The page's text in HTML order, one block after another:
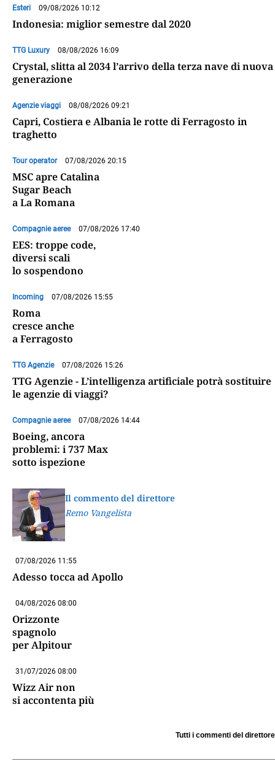
Esteri 09/08/2026 10:12
Indonesia: miglior semestre dal 2020
TTG Luxury 08/08/2026 16:09
Crystal, slitta al 2034 l’arrivo della terza nave di nuova
generazione
Agenzie viaggi 08/08/2026 09:21
Capri, Costiera e Albania le rotte di Ferragosto in
traghetto
Tour operator 07/08/2026 20:15
MSC apre Catalina
Sugar Beach
a La Romana
Compagnie aeree 07/08/2026 17:40
EES: troppe code,
diversi scali
lo sospendono
Incoming 07/08/2026 15:55
Roma
cresce anche
a Ferragosto
TTG Agenzie 07/08/2026 15:26
TTG Agenzie - L’intelligenza artificiale potrà sostituire
le agenzie di viaggi?
Compagnie aeree 07/08/2026 14:44
Boeing, ancora
problemi: i 737 Max
sotto ispezione
Il commento del direttore
Remo Vangelista
07/08/2026 11:55
Adesso tocca ad Apollo
04/08/2026 08:00
Orizzonte
spagnolo
per Alpitour
31/07/2026 08:00
Wizz Air non
si accontenta più
Tutti i commenti del direttore